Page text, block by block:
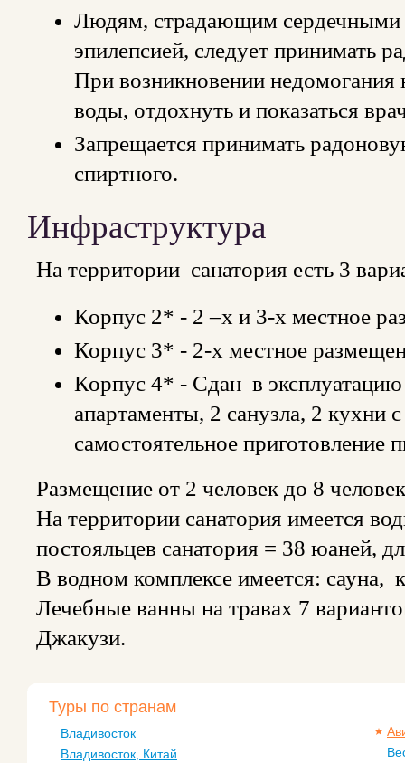
Людям, страдающим сердечными
эпилепсией, следует принимать
При возникновении недомогания
воды, отдохнуть и показаться
Запрещается принимать
спиртного.
Инфраструктура
На территории санатория есть 3
Корпус 2* - 2 –х и 3-х местное
Корпус 3* - 2-х местное
Корпус 4* - Сдан в
апартаменты, 2 санузла, 2
самостоятельное приготовление
Размещение от 2 человек до 8 человек
На территории санатория имеется
постояльцев санатория = 38 юаней,
В водном комплексе имеется: сауна,
Лечебные ванны на травах 7
Джакузи.
Туры по странам
Владивосток
Владивосток, Китай